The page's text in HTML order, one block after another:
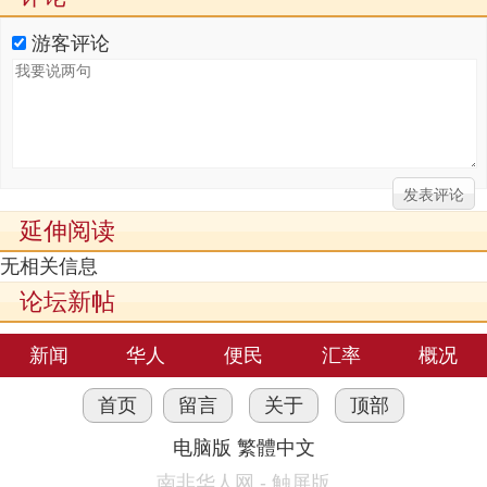
游客评论
延伸阅读
无相关信息
论坛新帖
新闻 华人 便民 汇率 概况
首页 留言 关于
顶部
电脑版 繁體中文
南非华人网 - 触屏版